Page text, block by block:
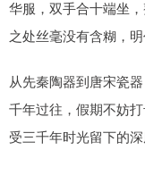
华服，双手合十端坐
之处丝毫没有含糊，
从先秦陶器到唐宋瓷
千年过往，假期不妨
受三千年时光留下的深